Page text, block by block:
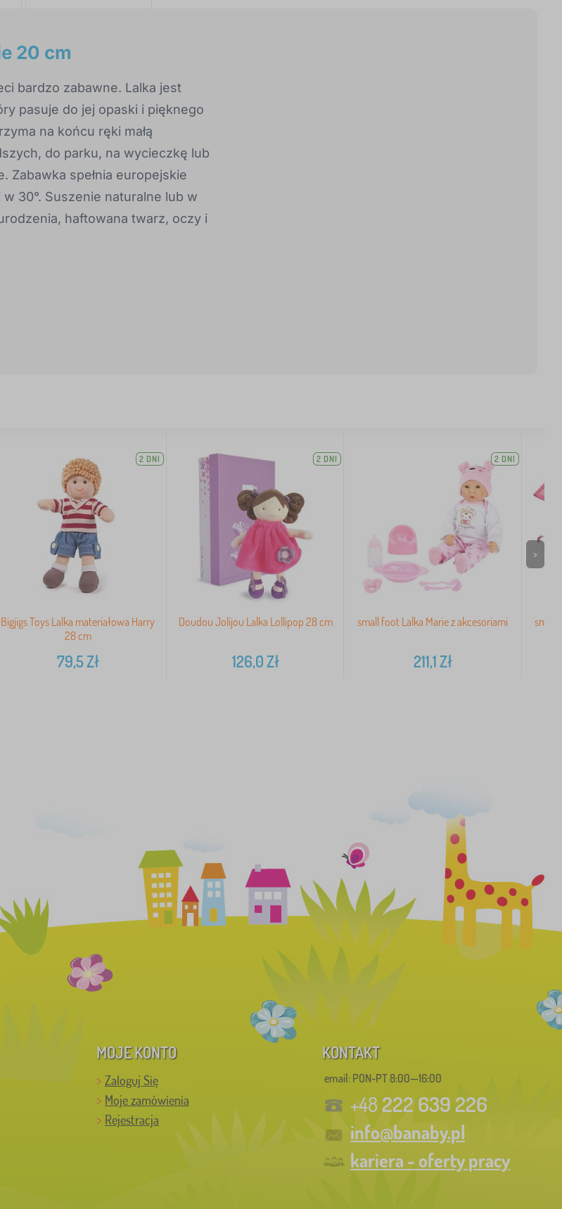
20 cm
bardzo zabawne. Lalka jest
pasuje do jej opaski i pięknego
na końcu ręki małą
do parku, na wycieczkę lub
Zabawka spełnia europejskie
30°. Suszenie naturalne lub w
haftowana twarz, oczy i
2 DNI
Bigjigs Toys Lalka materiałowa Harry
28 cm
79,5Zł
2 DNI
Doudou Jolijou Lalka Lollipop 28 cm
126,0Zł
2 DNI
small foot Lalka Marie z akcesoriami
211,1Zł
small
>
MOJE KONTO
Zaloguj Się
Moje zamówienia
Rejestracja
KONTAKT
email: PON-PT 8:00—16:00
+48222 639 226
info@banaby.pl
kariera - oferty pracy